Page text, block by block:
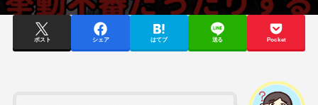
ポスト シェア はてブ 送る Pocket